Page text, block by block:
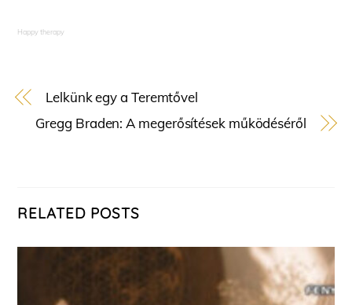
Happy therapy
Lelkünk egy a Teremtővel
Gregg Braden: A megerősítések működéséről
RELATED POSTS